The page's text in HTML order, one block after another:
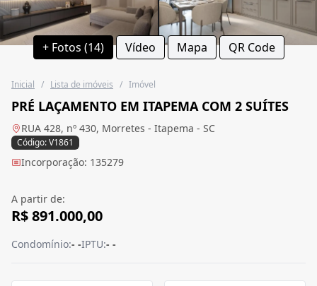
+ Fotos (14) Vídeo Mapa QR Code
Inicial / Lista de imóveis / Imóvel
PRÉ LAÇAMENTO EM ITAPEMA COM 2 SUÍTES
RUA 428, nº 430, Morretes - Itapema - SC
Código: V1861
Incorporação: 135279
A partir de:
R$ 891.000,00
Condomínio:- -IPTU:- -